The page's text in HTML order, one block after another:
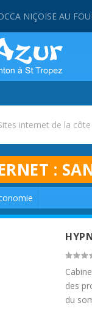
NIÇOISE AU
internet de la
:
des
du